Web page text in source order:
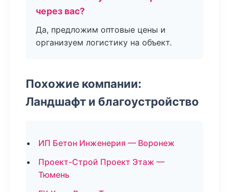
через вас?
Да, предложим оптовые цены и
организуем логистику на объект.
Похожие компании:
Ландшафт и благоустройство
ИП Бетон Инженерия — Воронеж
Проект-Строй Проект Этаж —
Тюмень